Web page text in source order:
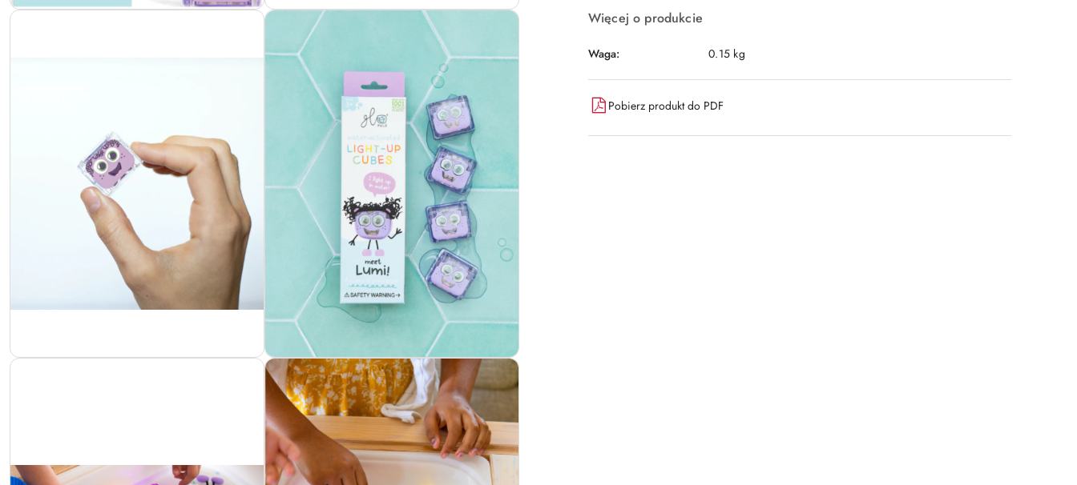
Więcej o produkcie
Waga: 0.15 kg
Pobierz produkt do PDF